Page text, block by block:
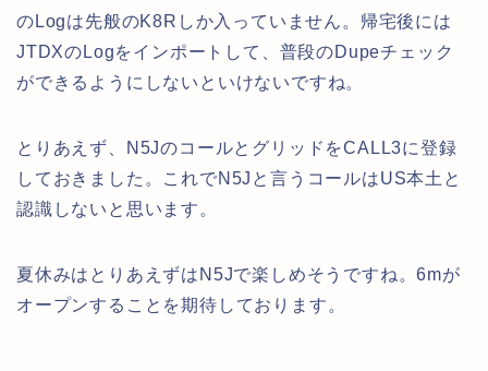
のLogは先般のK8Rしか入っていません。帰宅後には
JTDXのLogをインポートして、普段のDupeチェック
ができるようにしないといけないですね。
とりあえず、N5JのコールとグリッドをCALL3に登録
しておきました。これでN5Jと言うコールはUS本土と
認識しないと思います。
夏休みはとりあえずはN5Jで楽しめそうですね。6mが
オープンすることを期待しております。